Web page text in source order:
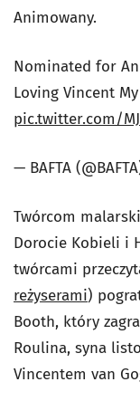
Animowany.
Nominated for
Loving Vincent
pic.twitter.com/
— BAFTA
Twórcom
Dorocie Kobieli i
twórcami
reżyserami)
Booth, który
Roulina, syna
Vincentem van